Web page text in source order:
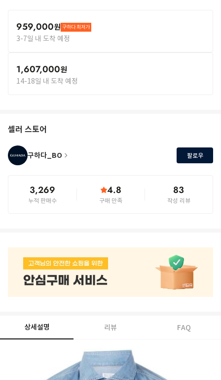
959,000원 구하다 최저가
3-7일 내 도착 예정
1,607,000원
14-18일 내 도착 예정
셀러 스토어
구하다_BO 팔로우
3,269
누적 판매수
4.8
구매 만족
83
작성 리뷰
상세설명 리뷰 FAQ